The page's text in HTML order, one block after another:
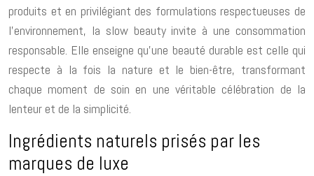
produits et en privilégiant des formulations respectueuses de
l’environnement, la slow beauty invite à une consommation
responsable. Elle enseigne qu’une beauté durable est celle qui
respecte à la fois la nature et le bien-être, transformant
chaque moment de soin en une véritable célébration de la
lenteur et de la simplicité.
Ingrédients naturels prisés par les
marques de luxe